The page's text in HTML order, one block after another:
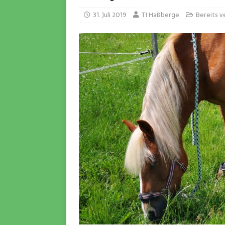
31. Juli 2019 TI Haßberge Bereits